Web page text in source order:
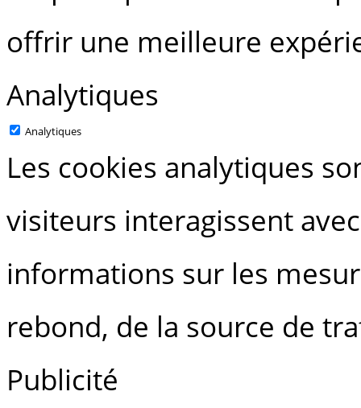
offrir une meilleure
Analytiques
Analytiques
Les cookies analytiques
visiteurs interagissent
informations sur les
rebond, de la source de
Publicité